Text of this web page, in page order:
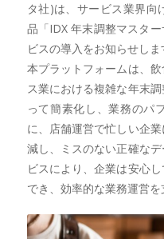
タ社)は、サービス業界向
品「IDX 年末調整マスタ
ビスの導入をお知らせしま
本プラットフォームは、
ス業における複雑な年末
って簡素化し、業務のパ
に、店舗運営で忙しい企
減し、ミスのない正確な
ビスにより、企業は安心
でき、効率的な業務運営を